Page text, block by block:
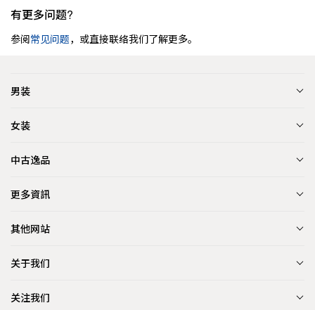
有更多问题?
参阅常见问题，或直接联络我们了解更多。
男装
女装
中古逸品
更多資訊
其他网站
关于我们
关注我们